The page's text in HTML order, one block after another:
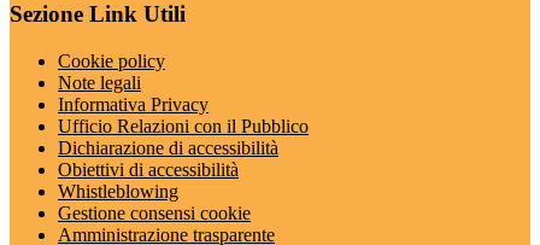
Sezione Link Utili
Cookie policy
Note legali
Informativa Privacy
Ufficio Relazioni con il Pubblico
Dichiarazione di accessibilità
Obiettivi di accessibilità
Whistleblowing
Gestione consensi cookie
Amministrazione trasparente